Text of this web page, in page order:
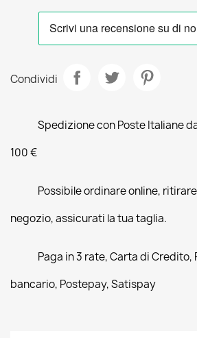
Condividi
Spedizione con Poste Italiane
100 €
Possibile ordinare online,
negozio, assicurati la tua taglia.
Paga in 3 rate, Carta di Credito,
bancario, Postepay, Satispay